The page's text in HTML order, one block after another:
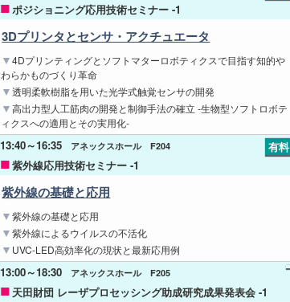
ポジショニング応用技術セミナー -1
3Dプリンタとセンサ・アクチュエータ
4Dプリンティングとソフトマターロボティクスで目指す知的や
わらかものづくり革命
透明柔軟樹脂を用いた光学式触覚センサの開発
高出力型人工筋肉の開発と制御手法の確立 -生物型ソフトロボテ
ィクスへの適用とその実用化-
有料
13:40～16:35 アネックスホール F204
紫外線応用技術セミナー -1
紫外線の基礎と応用
紫外線の基礎と応用
紫外線によるウイルスの不活化
UVC-LED高効率化の現状と最新応用例
13:00～18:30 アネックスホール F205
天田財団 レーザプロセッシング助成研究成果発表会 -1